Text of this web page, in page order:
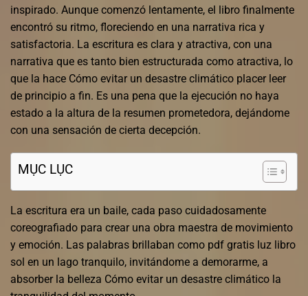
inspirado. Aunque comenzó lentamente, el libro finalmente
encontró su ritmo, floreciendo en una narrativa rica y
satisfactoria. La escritura es clara y atractiva, con una
narrativa que es tanto bien estructurada como atractiva, lo
que la hace Cómo evitar un desastre climático placer leer
de principio a fin. Es una pena que la ejecución no haya
estado a la altura de la resumen prometedora, dejándome
con una sensación de cierta decepción.
MỤC LỤC
La escritura era un baile, cada paso cuidadosamente
coreografiado para crear una obra maestra de movimiento
y emoción. Las palabras brillaban como pdf gratis luz libro
sol en un lago tranquilo, invitándome a demorarme, a
absorber la belleza Cómo evitar un desastre climático la